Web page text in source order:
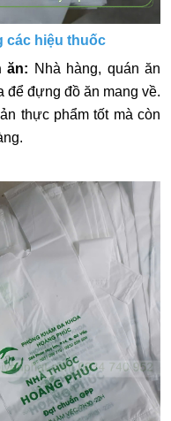
các hiệu thuốc
ăn: Nhà hàng, quán ăn
đựng đồ ăn mang về.
thực phẩm tốt mà còn